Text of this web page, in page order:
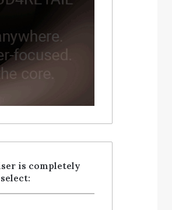
is completely